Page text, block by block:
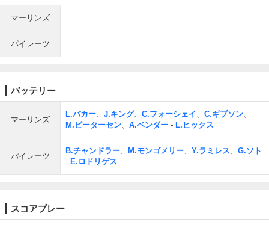
マーリンズ
パイレーツ
バッテリー
マーリンズ
L.バカー、 J.キング、 C.フォーシェイ、 C.ギブソン、
M.ピーターセン、 A.ベンダー - L.ヒックス
パイレーツ
B.チャンドラー、 M.モンゴメリー、 Y.ラミレス、 G.ソト
- E.ロドリゲス
スコアプレー